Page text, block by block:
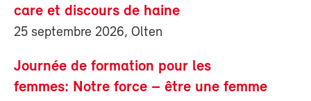
care et discours de haine
25 septembre 2026, Olten
Journée de formation pour les
femmes: Notre force – être une femme